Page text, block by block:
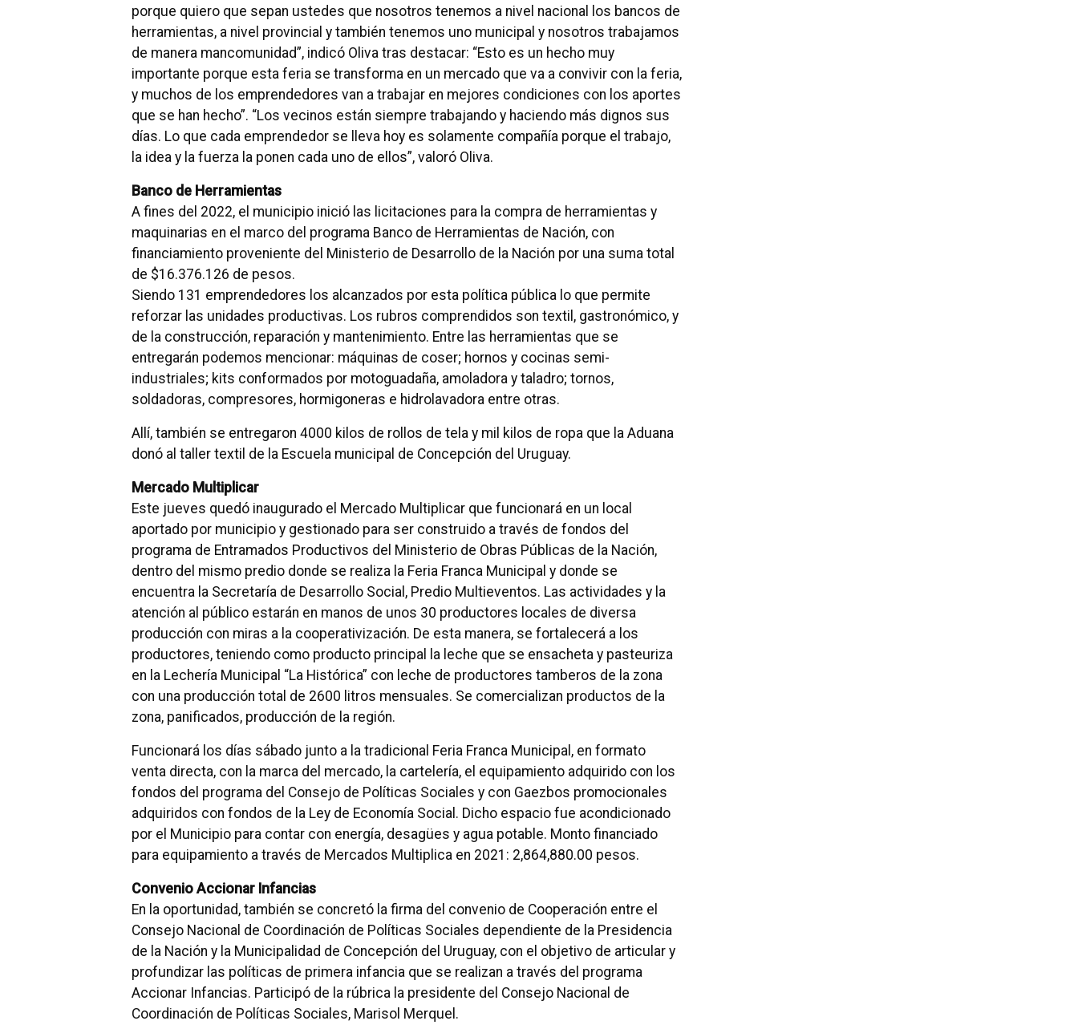
porque quiero que sepan ustedes que nosotros tenemos a nivel nacional los bancos de
herramientas, a nivel provincial y también tenemos uno municipal y nosotros trabajamos
de manera mancomunidad”, indicó Oliva tras destacar: “Esto es un hecho muy
importante porque esta feria se transforma en un mercado que va a convivir con la feria,
y muchos de los emprendedores van a trabajar en mejores condiciones con los aportes
que se han hecho”. “Los vecinos están siempre trabajando y haciendo más dignos sus
días. Lo que cada emprendedor se lleva hoy es solamente compañía porque el trabajo,
la idea y la fuerza la ponen cada uno de ellos”, valoró Oliva.
Banco de Herramientas
A fines del 2022, el municipio inició las licitaciones para la compra de herramientas y
maquinarias en el marco del programa Banco de Herramientas de Nación, con
financiamiento proveniente del Ministerio de Desarrollo de la Nación por una suma total
de $16.376.126 de pesos.
Siendo 131 emprendedores los alcanzados por esta política pública lo que permite
reforzar las unidades productivas. Los rubros comprendidos son textil, gastronómico, y
de la construcción, reparación y mantenimiento. Entre las herramientas que se
entregarán podemos mencionar: máquinas de coser; hornos y cocinas semi-
industriales; kits conformados por motoguadaña, amoladora y taladro; tornos,
soldadoras, compresores, hormigoneras e hidrolavadora entre otras.
Allí, también se entregaron 4000 kilos de rollos de tela y mil kilos de ropa que la Aduana
donó al taller textil de la Escuela municipal de Concepción del Uruguay.
Mercado Multiplicar
Este jueves quedó inaugurado el Mercado Multiplicar que funcionará en un local
aportado por municipio y gestionado para ser construido a través de fondos del
programa de Entramados Productivos del Ministerio de Obras Públicas de la Nación,
dentro del mismo predio donde se realiza la Feria Franca Municipal y donde se
encuentra la Secretaría de Desarrollo Social, Predio Multieventos. Las actividades y la
atención al público estarán en manos de unos 30 productores locales de diversa
producción con miras a la cooperativización. De esta manera, se fortalecerá a los
productores, teniendo como producto principal la leche que se ensacheta y pasteuriza
en la Lechería Municipal “La Histórica” con leche de productores tamberos de la zona
con una producción total de 2600 litros mensuales. Se comercializan productos de la
zona, panificados, producción de la región.
Funcionará los días sábado junto a la tradicional Feria Franca Municipal, en formato
venta directa, con la marca del mercado, la cartelería, el equipamiento adquirido con los
fondos del programa del Consejo de Políticas Sociales y con Gaezbos promocionales
adquiridos con fondos de la Ley de Economía Social. Dicho espacio fue acondicionado
por el Municipio para contar con energía, desagües y agua potable. Monto financiado
para equipamiento a través de Mercados Multiplica en 2021: 2,864,880.00 pesos.
Convenio Accionar Infancias
En la oportunidad, también se concretó la firma del convenio de Cooperación entre el
Consejo Nacional de Coordinación de Políticas Sociales dependiente de la Presidencia
de la Nación y la Municipalidad de Concepción del Uruguay, con el objetivo de articular y
profundizar las políticas de primera infancia que se realizan a través del programa
Accionar Infancias. Participó de la rúbrica la presidente del Consejo Nacional de
Coordinación de Políticas Sociales, Marisol Merquel.